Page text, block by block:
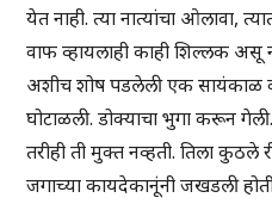
येत नाही. त्या नात्यांचा ओलावा,
वाफ व्हायलाही काही शिल्लक असू
अशीच शोष पडलेली एक सायंकाळ
घोटाळली. डोक्याचा भुगा करून
तरीही ती मुक्त नव्हती. तिला कुठले
जगाच्या कायदेकानूंनी जखडली